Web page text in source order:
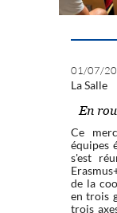
01/07/
La Salle
En
Ce
équipes
s'est
de la
en trois
trois